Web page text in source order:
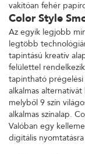
vakítóan fehér
Color Style
Az egyik legjobb
legtöbb
tapintású kreatív
felülettel
tapintható prégelési
alkalmas
melyből 9 szín
alkalmas színalap.
Valóban egy
digitális